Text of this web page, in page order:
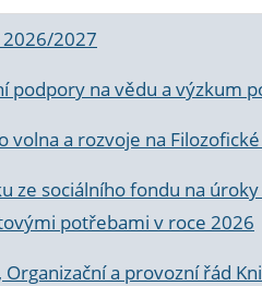
2027
na vědu a výzkum
a rozvoje na
ze sociálního fondu na
potřebami v roce 2026
a provozní řád